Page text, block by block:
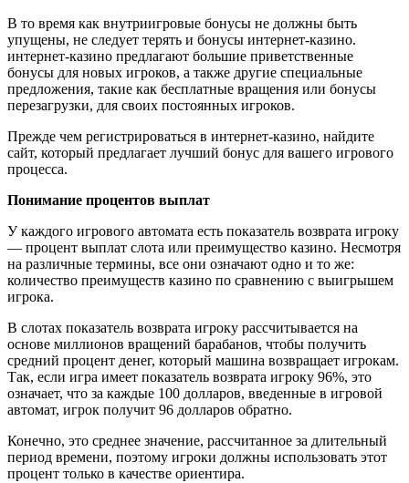
В то время как внутриигровые бонусы не должны быть
упущены, не следует терять и бонусы интернет-казино.
интернет-казино предлагают большие приветственные
бонусы для новых игроков, а также другие специальные
предложения, такие как бесплатные вращения или бонусы
перезагрузки, для своих постоянных игроков.
Прежде чем регистрироваться в интернет-казино, найдите
сайт, который предлагает лучший бонус для вашего игрового
процесса.
Понимание процентов выплат
У каждого игрового автомата есть показатель возврата игроку
— процент выплат слота или преимущество казино. Несмотря
на различные термины, все они означают одно и то же:
количество преимуществ казино по сравнению с выигрышем
игрока.
В слотах показатель возврата игроку рассчитывается на
основе миллионов вращений барабанов, чтобы получить
средний процент денег, который машина возвращает игрокам.
Так, если игра имеет показатель возврата игроку 96%, это
означает, что за каждые 100 долларов, введенные в игровой
автомат, игрок получит 96 долларов обратно.
Конечно, это среднее значение, рассчитанное за длительный
период времени, поэтому игроки должны использовать этот
процент только в качестве ориентира.